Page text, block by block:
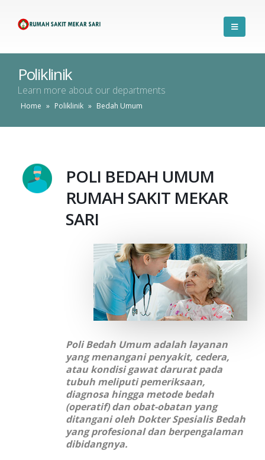
Poliklinik
Learn more about our departments
Home » Poliklinik » Bedah Umum
POLI BEDAH UMUM
RUMAH SAKIT MEKAR
SARI
Poli Bedah Umum adalah layanan
yang menangani penyakit, cedera,
atau kondisi gawat darurat pada
tubuh meliputi pemeriksaan,
diagnosa hingga metode bedah
(operatif) dan obat-obatan yang
ditangani oleh Dokter Spesialis Bedah
yang profesional dan berpengalaman
dibidangnya.